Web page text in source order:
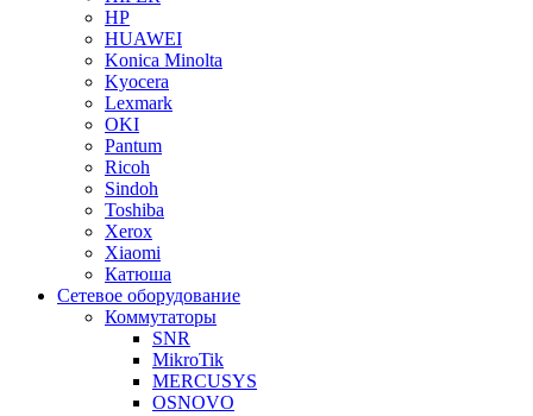
HP
HUAWEI
Konica Minolta
Kyocera
Lexmark
OKI
Pantum
Ricoh
Sindoh
Toshiba
Xerox
Xiaomi
Катюша
Сетевое оборудование
Коммутаторы
SNR
MikroTik
MERCUSYS
OSNOVO